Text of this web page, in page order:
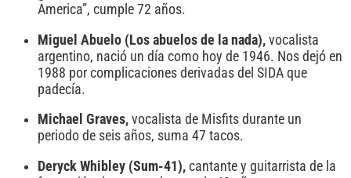
America”, cumple 72 años.
Miguel Abuelo (Los abuelos de la nada), vocalista
argentino, nació un día como hoy de 1946. Nos dejó en
1988 por complicaciones derivadas del SIDA que
padecía.
Michael Graves, vocalista de Misfits durante un
periodo de seis años, suma 47 tacos.
Deryck Whibley (Sum-41), cantante y guitarrista de la